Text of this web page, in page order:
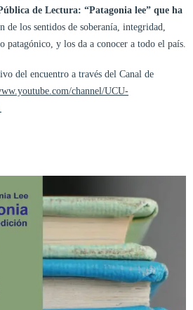
de Lectura: “Patagonia lee” que ha
de los sentidos de soberanía, integridad,
patagónico, y los da a conocer a todo el país.
del encuentro a través del Canal de
channel/UCU-